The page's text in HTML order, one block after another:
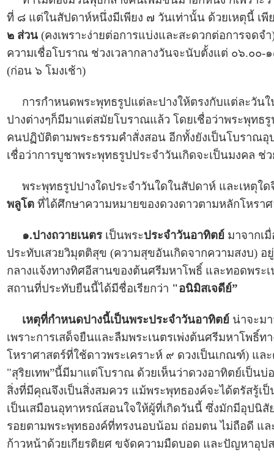
ที่ ๘ แต่ในสัปดาห์หนึ่งมีเพียง ๗ วันเท่านั้น ด้วยเหตุนี้ เพี
๒ ส่วน(คงเพราะง่ายต่อการแบ่งและสะดวกต่อการจด
ความเชื่อโบราณ ช่วงเวลากลางวันจะนับตั้งแต่ ๐๖.๐
(ก่อน ๖ โมงเช้า)
การกำหนดพระพุทธรูปแต่ละปางให้ตรงกับแต่ละวัน
ปางต่างๆก็มีมาแต่สมัยโบราณแล้ว โดยเชื่อว่าพระพุทธ
คนปฏิบัติตามพระธรรมคำสั่งสอน อีกทั้งยังเป็นโบราณ
เชื่อว่าการบูชาพระพุทธรูปประจำวันเกิดจะเป็นมงคล ช่
พระพุทธรูปปางใดประจำวันใดในสัปดาห์ และเหตุใ
พลูโตที่ได้ศึกษาความหมายของดวงดาวตามหลักโหรา
๑.ปางถวายเนตร เป็นพระประจำวันอาทิตย์ มาจากเ
ประทับเสวยวิมุตติสุข (ความสุขอันเกิดจากความสงบ)
กลางแจ้งทางทิศอีสานของต้นศรีมหาโพธิ์ และทอดพระ
สถานที่ประทับยืนนี้ได้มีชื่อเรียกว่า "อนิมิสเจดีย์”
เหตุที่กำหนดปางนี้เป็นพระประจำวันอาทิตย์ น่าจะม
เพราะการเสด็จยืนและลืมพระเนตรเพ่งต้นศรีมหาโพ
โหราศาสตร์ที่ใช้ดาวพระเคราะห์ ๙ ดวงเป็นเกณฑ์) แล
"สุริยเทพ”นี้มีมาแต่โบราณ ด้วยเห็นว่าดวงอาทิตย์เป็น
สิ่งที่มีคุณจึงเป็นสิ่งสมควร แม้พระพุทธองค์จะได้ตรัสรู้เ
เป็นเสมือนอุทาหรณ์สอนใจให้ผู้ที่เกิดวันนี้ ซึ่งมักมีอุปนิ
รอยตามพระพุทธองค์ที่ทรงนอบน้อม ถ่อมตน ไม่ถือดี แล
ก้าวหน้าด้วยเกียรติยศ ขจัดความมืดบอด และปัญหาอุป